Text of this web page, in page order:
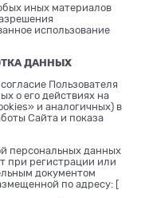
иных материалов
использование
ДАННЫХ
Пользователя
о его действиях на
и аналогичных) в
Сайта и показа
персональных данных
при регистрации или
документом
по адресу: [